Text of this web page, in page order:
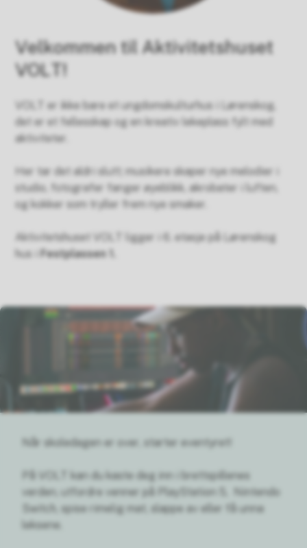
Velkommen til Aktivitetshuset
VOLT!
VOLT er ikke bare et ungdomskulturhus i Lørenskog,
det er et fellesskap og en kreativ lekeplass fylt med
aktiviteter.
Her tar det aldri slutt; musikere skaper nye melodier i
studio, fotografer fanger øyeblikk, akrobater i luften,
og kokker som tryller frem nye smaker.
Aktivitetshuset VOLT ligger i 6. etasje på Lørenskog
hus i Festplassen 1.
Når skoledagen er over, starter eventyret!
På VOLT kan du kaste deg inn i brettspillenes
verden, utfordre venner på PlayStation 5, Nintendo
Switch, spise rimelig mat, slappe av eller få unna
leksene.